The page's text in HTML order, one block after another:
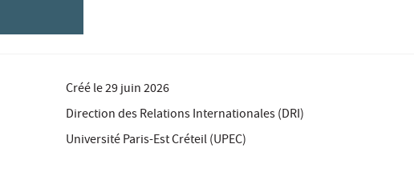
Créé le29 juin 2026
Direction des Relations Internationales (DRI)
Université Paris-Est Créteil (UPEC)